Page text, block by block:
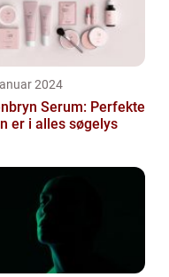
2024
Serum: Perfekte
er i alles søgelys